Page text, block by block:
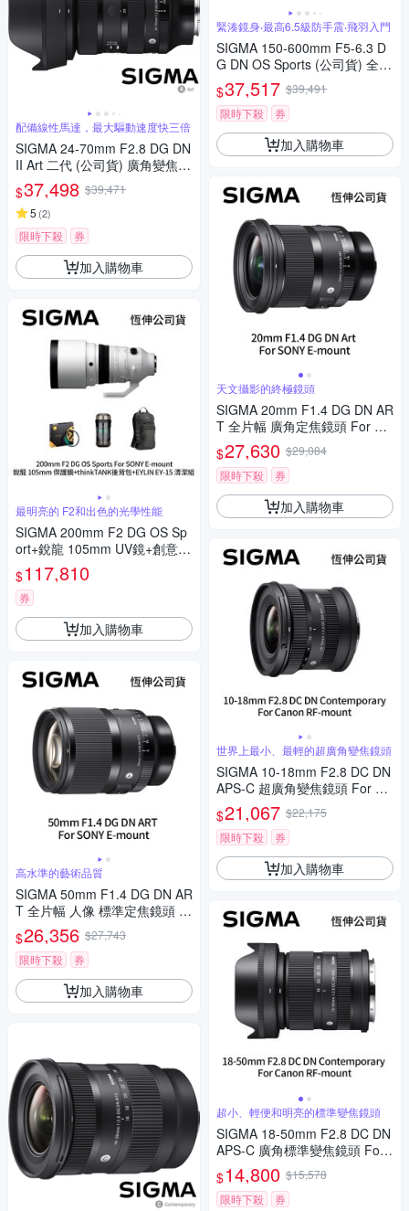
配備線性馬達，最大驅動速度快三倍
SIGMA 24-70mm F2.8 DG DN
II Art 二代 (公司貨) 廣角變焦鏡
頭 全片幅無反微單眼鏡頭 旅遊
鏡 大三元
$37,498 $39,471
5 (2)
限時下殺 券
加入購物車
最明亮的 F2和出色的光學性能
SIGMA 200mm F2 DG OS Sp
ort+銳龍 105mm UV鏡+創意坦
克 DarkLight 14L 後背包+EYLI
N EY-15清潔組 For SONY E-m
ount (公司貨)
$117,810
券
加入購物車
高水準的藝術品質
SIGMA 50mm F1.4 DG DN AR
T 全片幅 人像 標準定焦鏡頭 F
or SONY E-mount (公司貨)
$26,356 $27,743
限時下殺
券
加入購物車
緊湊鏡身‧最高6.5級防手震‧飛羽入門
SIGMA 150-600mm F5-6.3 D
G DN OS Sports (公司貨) 全片
幅微單眼鏡頭 超望遠變焦鏡頭
飛羽攝影 拍鳥
$37,517 $39,491
限時下殺
券
加入購物車
天文攝影的終極鏡頭
SIGMA 20mm F1.4 DG DN AR
T 全片幅 廣角定焦鏡頭 For SO
NY E-mount (公司貨)
$27,630 $29,084
限時下殺
券
加入購物車
世界上最小、最輕的超廣角變焦鏡頭
SIGMA 10-18mm F2.8 DC DN
APS-C 超廣角變焦鏡頭 For Ca
non RF-mount (公司貨)
$21,067 $22,175
限時下殺
券
加入購物車
超小、輕便和明亮的標準變焦鏡頭
SIGMA 18-50mm F2.8 DC DN
APS-C 廣角標準變焦鏡頭 For
Canon RF-mount (公司貨)
$14,800 $15,578
限時下殺
券